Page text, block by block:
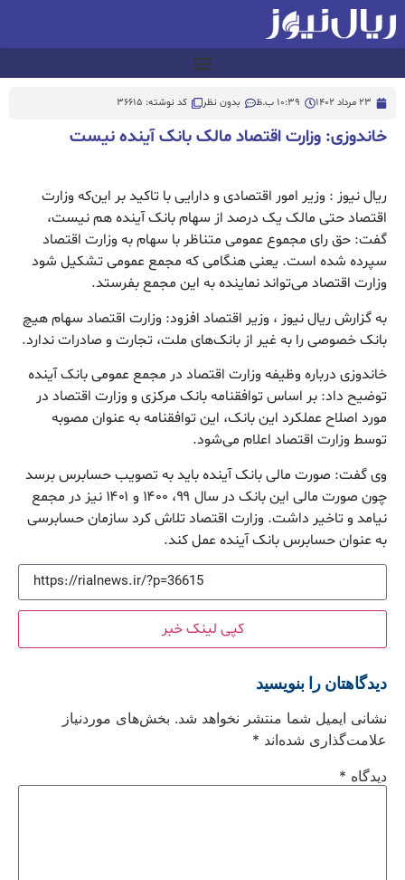
23 مرداد 1402 10:39 ب.ظ بدون نظر کد نوشته: 36615
خاندوزی: وزارت اقتصاد مالک بانک آینده نیست
ریال نیوز : وزیر امور اقتصادی و دارایی با تاکید بر این‌که وزارت
اقتصاد حتی مالک یک درصد از سهام بانک آینده هم نیست،
گفت: حق رای مجموع عمومی متناظر با سهام به وزارت اقتصاد
سپرده شده است. یعنی هنگامی که مجمع عمومی تشکیل شود
وزارت اقتصاد می‌تواند نماینده به این مجمع بفرستد.
به گزارش ریال نیوز ، وزیر اقتصاد افزود: وزارت اقتصاد سهام هیچ
بانک خصوصی را به غیر از بانک‌های ملت، تجارت و صادرات ندارد.
خاندوزی درباره وظیفه وزارت اقتصاد در مجمع عمومی بانک آینده
توضیح داد: بر اساس توافقنامه بانک مرکزی و وزارت اقتصاد در
مورد اصلاح عملکرد این بانک، این توافقنامه به عنوان مصوبه
توسط وزارت اقتصاد اعلام می‌شود.
وی گفت: صورت مالی بانک آینده باید به تصویب حسابرس برسد
چون صورت مالی این بانک در سال ۹۹، ۱۴۰۰ و ۱۴۰۱ نیز در مجمع
نیامد و تاخیر داشت. وزارت اقتصاد تلاش کرد سازمان حسابرسی
به عنوان حسابرس بانک آینده عمل کند.
کپی لینک خبر
دیدگاهتان را بنویسید
نشانی ایمیل شما منتشر نخواهد شد. بخش‌های موردنیاز
علامت‌گذاری شده‌اند *
دیدگاه *